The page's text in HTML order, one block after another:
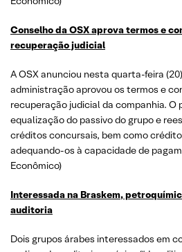
Conselho da OSX aprova termos e
recuperação judicial
A OSX anunciou nesta quarta-feira
administração aprovou os termos e
recuperação judicial da companhia. O
equalização do passivo do grupo e
créditos concursais, bem como
adequando-os à capacidade de
Econômico)
Interessada na Braskem,
auditoria
Dois grupos árabes interessados em